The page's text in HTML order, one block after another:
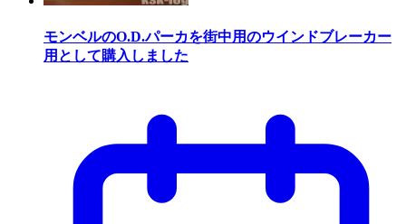
モンベルのO.D.パーカを街中用のウインドブレーカー
用として購入しました